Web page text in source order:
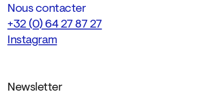
Nous contacter
+32 (0) 64 27 87 27
Instagram
Newsletter